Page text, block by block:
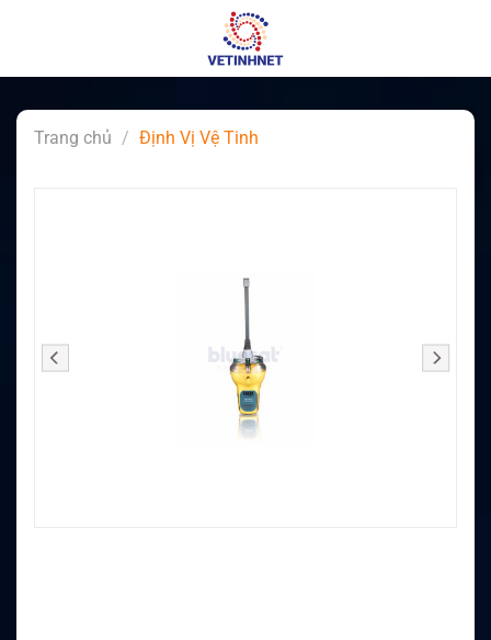
Trang chủ / Định Vị Vệ Tinh